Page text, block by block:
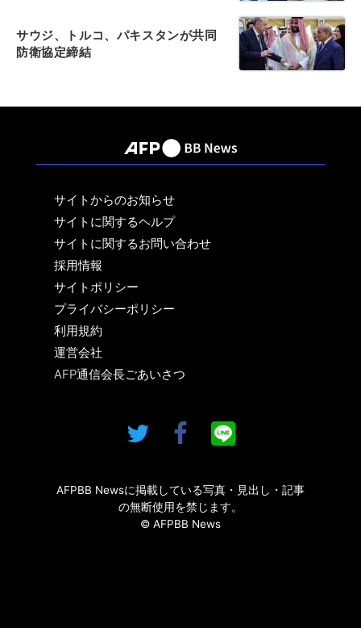
サウジ、トルコ、パキスタンが共同
防衛協定締結
サイトからのお知らせ
サイトに関するヘルプ
サイトに関するお問い合わせ
採用情報
サイトポリシー
プライバシーポリシー
利用規約
運営会社
AFP通信会長ごあいさつ
AFPBB Newsに掲載している写真・見出し・記事
の無断使用を禁じます。
© AFPBB News